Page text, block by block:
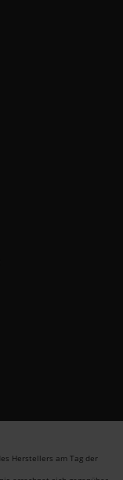
Herstellers am Tag der